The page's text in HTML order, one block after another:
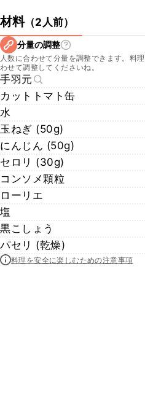
材料（2人前）
分量の調整
人数に合わせて分量を調整できます。料
わせて調整してくださいね。
手羽元
カットトマト缶
水
玉ねぎ (50g)
にんじん (50g)
セロリ (30g)
コンソメ顆粒
ローリエ
塩
黒こしょう
パセリ (乾燥)
料理を安全に楽しむための注意事項